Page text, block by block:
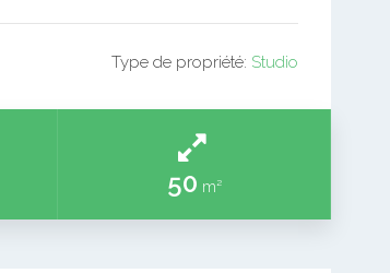
Type de propriété: Studio
50 m²